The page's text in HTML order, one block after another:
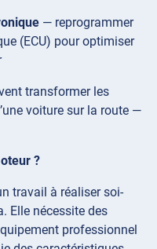
— reprogrammer
(ECU) pour optimiser
transformer les
voiture sur la route —
?
travail à réaliser soi-
Elle nécessite des
professionnel